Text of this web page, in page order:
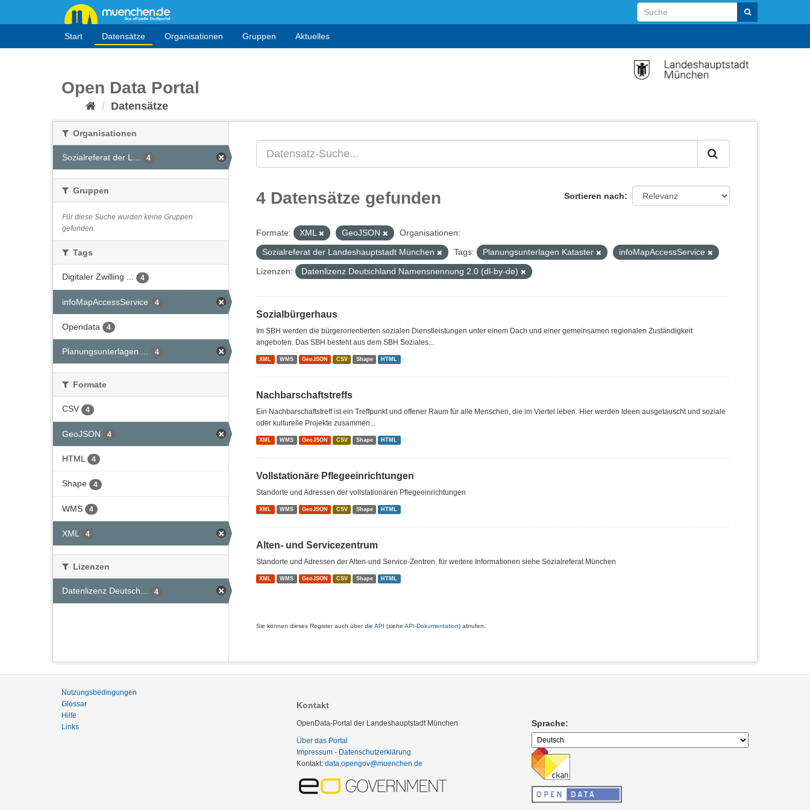
Start Datensätze Organisationen Gruppen Aktuelles
Open Data Portal
Datensätze
Organisationen
Sozialreferat der L... 4
Gruppen
Für diese Suche wurden keine Gruppen
gefunden.
Tags
Digitaler Zwilling ... 4
infoMapAccessService 4
Opendata 4
Planungsunterlagen ... 4
Formate
CSV 4
GeoJSON 4
HTML 4
Shape 4
WMS 4
XML 4
Lizenzen
Datenlizenz Deutsch... 4
Sortieren nach
4 Datensätze gefunden
Formate: XML GeoJSON
Organisationen:
Sozialreferat der Landeshauptstadt München
Tags: Planungsunterlagen Kataster
infoMapAccessService
Lizenzen:
Datenlizenz Deutschland Namensnennung 2.0 (dl-by-de)
Sozialbürgerhaus
Im SBH werden die bürgerorientierten sozialen Dienstleistungen unter einem Dach und einer gemeinsamen regionalen Zuständigkeit
angeboten. Das SBH besteht aus dem SBH Soziales...
XML WMS GeoJSON CSV Shape HTML
Nachbarschaftstreffs
Ein Nachbarschaftstreff ist ein Treffpunkt und offener Raum für alle Menschen, die im Viertel leben. Hier werden Ideen ausgetauscht und soziale
oder kulturelle Projekte zusammen...
XML WMS GeoJSON CSV Shape HTML
Vollstationäre Pflegeeinrichtungen
Standorte und Adressen der vollstationären Pflegeeinrichtungen
XML WMS GeoJSON CSV Shape HTML
Alten- und Servicezentrum
Standorte und Adressen der Alten-und Service-Zentren. für weitere Informationen siehe Sozialreferat München
XML WMS GeoJSON CSV Shape HTML
Sie können dieses Register auch über die API (siehe API-Dokumentation) abrufen.
Nutzungsbedingungen
Glossar
Hilfe
Links
Kontakt
OpenData-Portal der Landeshauptstadt München
Über das Portal
Impressum - Datenschutzerklärung
Kontakt: data.opengov@muenchen.de
Sprache